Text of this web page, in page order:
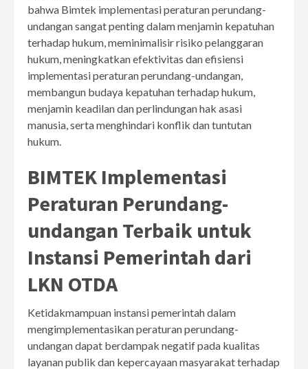
bahwa Bimtek implementasi peraturan perundang-
undangan sangat penting dalam menjamin kepatuhan
terhadap hukum, meminimalisir risiko pelanggaran
hukum, meningkatkan efektivitas dan efisiensi
implementasi peraturan perundang-undangan,
membangun budaya kepatuhan terhadap hukum,
menjamin keadilan dan perlindungan hak asasi
manusia, serta menghindari konflik dan tuntutan
hukum.
BIMTEK Implementasi
Peraturan Perundang-
undangan Terbaik untuk
Instansi Pemerintah dari
LKN OTDA
Ketidakmampuan instansi pemerintah dalam
mengimplementasikan peraturan perundang-
undangan dapat berdampak negatif pada kualitas
layanan publik dan kepercayaan masyarakat terhadap